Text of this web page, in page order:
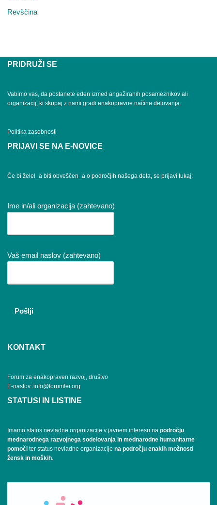
Revščina
PRIDRUŽI SE
Vabimo vas, da postanete eden izmed angažiranih posameznikov ali
organizacij, ki skupaj z nami gradi enakopravne načine delovanja.
Politika zasebnosti
PRIJAVI SE NA E-NOVICE
Če bi želel_a biti obveščen_a o področjih našega dela, se prijavi tukaj:
Ime in/ali organizacija (zahtevano)
Vaš email naslov (zahtevano)
KONTAKT
Forum za enakopraven razvoj, društvo
E-naslov: info@forumfer.org
STATUSI IN LISTINE
Imamo status nevladne organizacije v javnem interesu na področju
mednarodnega razvojnega sodelovanja in mednarodne humanitarne
pomoči ter status nevladne organizacije na področju enakih možnosti
žensk in moških